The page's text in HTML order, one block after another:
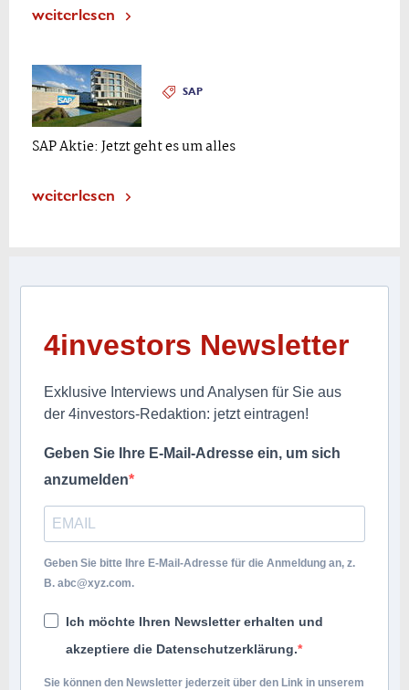
weiterlesen
SAP
SAP Aktie: Jetzt geht es um alles
weiterlesen
4investors Newsletter
Exklusive Interviews und Analysen für Sie aus
der 4investors-Redaktion: jetzt eintragen!
Geben Sie Ihre E-Mail-Adresse ein, um sich
anzumelden
Geben Sie bitte Ihre E-Mail-Adresse für die Anmeldung an, z.
B. abc@xyz.com.
Ich möchte Ihren Newsletter erhalten und
akzeptiere die Datenschutzerklärung.
Sie können den Newsletter jederzeit über den Link in unserem